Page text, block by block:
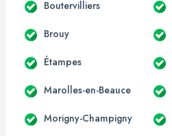
Boutervilliers
Brouy
Étampes
Marolles-en-Beauce
Morigny-Champigny